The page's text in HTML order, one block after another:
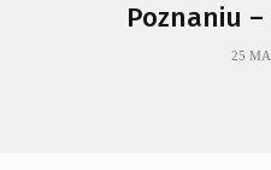
Na
22